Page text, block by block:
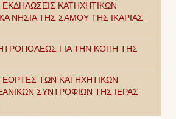
ΕΚΔΗΛΩΣΕΙΣ ΚΑΤΗΧΗΤΙΚΩΝ
ΝΗΣΙΑ ΤΗΣ ΣΑΜΟΥ ΤΗΣ ΙΚΑΡΙΑΣ
ΓΙΑ ΤΗΝ ΚΟΠΗ ΤΗΣ
ΕΟΡΤΕΣ ΤΩΝ ΚΑΤΗΧΗΤΙΚΩΝ
ΣΥΝΤΡΟΦΙΩΝ ΤΗΣ ΙΕΡΑΣ